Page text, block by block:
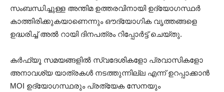
സംബന്ധിച്ചുള്ള അന്തിമ ഉത്തരവിനായി ഉദ്യോഗസ്ഥർ
കാത്തിരിക്കുകയാണെന്നും ഔദ്യോഗിക വൃത്തങ്ങളെ
ഉദ്ധരിച്ച് അൽ റായി ദിനപത്രം റിപ്പോർട്ട് ചെയ്തു.
കർഫ്യൂ സമയങ്ങളിൽ സ്വദേശികളോ പ്രവാസികളോ
അനാവശ്യ യാത്രകൾ നടത്തുന്നില്ല എന്ന് ഉറപ്പാക്കാൻ
MOI ഉദ്യോഗസ്ഥരും പ്രത്യേക സേനയും